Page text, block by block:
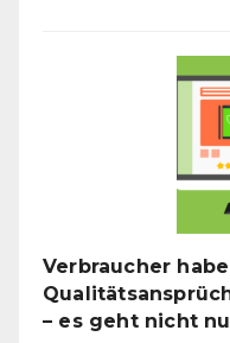
Verbraucher
– es geht nicht